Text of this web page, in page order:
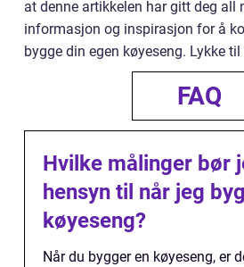
at denne artikkelen har gitt deg all
informasjon og inspirasjon for å
bygge din egen køyeseng. Lykke
FAQ
Hvilke målinger bør
hensyn til når jeg
køyeseng?
Når du bygger en køyeseng, er